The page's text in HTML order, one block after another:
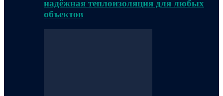
надёжная теплоизоляция для любых
объектов